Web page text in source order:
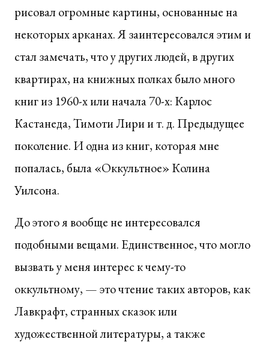
рисовал огромные картины, основанные на
некоторых арканах. Я заинтересовался этим и
стал замечать, что у других людей, в других
квартирах, на книжных полках было много
книг из 1960-х или начала 70-х: Карлос
Кастанеда, Тимоти Лири и т. д. Предыдущее
поколение. И одна из книг, которая мне
попалась, была «Оккультное» Колина
Уилсона.
До этого я вообще не интересовался
подобными вещами. Единственное, что могло
вызвать у меня интерес к чему-то
оккультному, — это чтение таких авторов, как
Лавкрафт, странных сказок или
художественной литературы, а также